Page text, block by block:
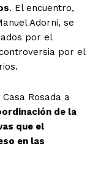
. El encuentro,
Adorni, se
por el
por el
Rosada a
de la
que el
en las